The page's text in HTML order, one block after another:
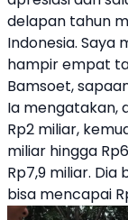
delapan tahun
Indonesia. Saya
hampir empat
Bamsoet,
Ia mengatakan,
Rp2 miliar,
miliar hingga
Rp7,9 miliar.
bisa mencapai